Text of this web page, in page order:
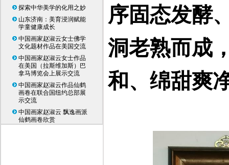
探索中华美学的化用之妙
山东济南：美育浸润赋能
学童健康成长
中国画家赵淑云女士佛学
文化题材作品在美国交流
中国画家赵淑云女士作品
在美国（拉斯维加斯）巴
拿马博览会上展示交流
中国画家赵淑云作品仙鹤
画卷在联合国纽约总部展
示交流
中国画家赵淑云 飘逸画派
仙鹤画卷欣赏
序固态发酵
洞老熟而成
和、绵甜爽